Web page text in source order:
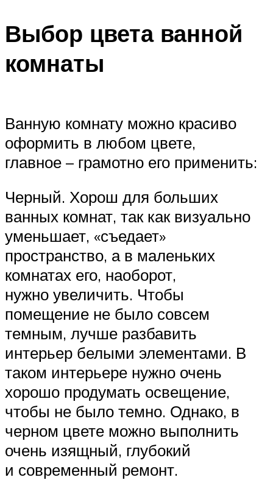
Выбор цвета ванной
комнаты
Ванную комнату можно красиво
оформить в любом цвете,
главное – грамотно его применить:
Черный. Хорош для больших
ванных комнат, так как визуально
уменьшает, «съедает»
пространство, а в маленьких
комнатах его, наоборот,
нужно увеличить. Чтобы
помещение не было совсем
темным, лучше разбавить
интерьер белыми элементами. В
таком интерьере нужно очень
хорошо продумать освещение,
чтобы не было темно. Однако, в
черном цвете можно выполнить
очень изящный, глубокий
и современный ремонт.